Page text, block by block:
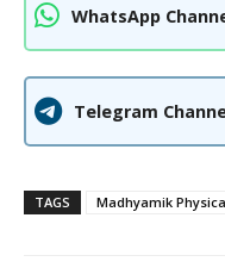
WhatsApp
Telegram
TAGS Madhyamik